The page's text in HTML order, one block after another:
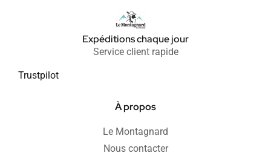
Expéditions chaque jour
Service client rapide
Trustpilot
À propos
Le Montagnard
Nous contacter